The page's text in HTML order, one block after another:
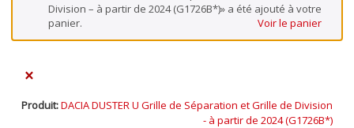
Division – à partir de 2024 (G1726B*)» a été ajouté à votre
panier.
Voir le panier
×
DACIA DUSTER U Grille de Séparation et Grille de Division
- à partir de 2024 (G1726B*)